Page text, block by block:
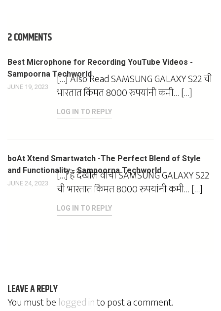
2 COMMENTS
Best Microphone for Recording YouTube Videos -
Sampoorna Techworld
JUNE 19, 2023
[…] Also Read SAMSUNG GALAXY S22 ची
भारतात किंमत 8000 रुपयांनी कमी… […]
LOG IN TO REPLY
boAt Xtend Smartwatch -The Perfect Blend of Style
and Functionality - Sampoorna Techworld
JUNE 24, 2023
[…] हे देखील वाचा SAMSUNG GALAXY S22
ची भारतात किंमत 8000 रुपयांनी कमी… […]
LOG IN TO REPLY
LEAVE A REPLY
You must be logged into post a comment.